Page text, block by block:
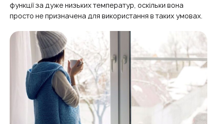
функції за дуже низьких температур, оскільки вона
просто не призначена для використання в таких умовах.